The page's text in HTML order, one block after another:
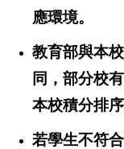
應環境。
教育部與本
同，部分校
本校積分排序
若學生不符